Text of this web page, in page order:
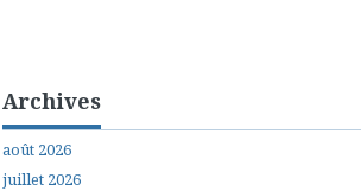
Archives
août 2026
juillet 2026